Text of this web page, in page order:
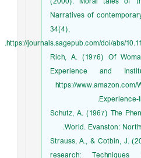
Narratives of
34(4),
https://journals.sagepub.com/doi/abs/
Rich, A. (1976) Of
Experience and
https://
Schutz, A. (1967) The
World. Evanston:
Strauss, A., & Cotbin, J.